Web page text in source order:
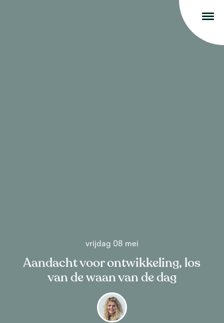
vrijdag 08 mei
Aandacht voor ontwikkeling, los
van de waan van de dag